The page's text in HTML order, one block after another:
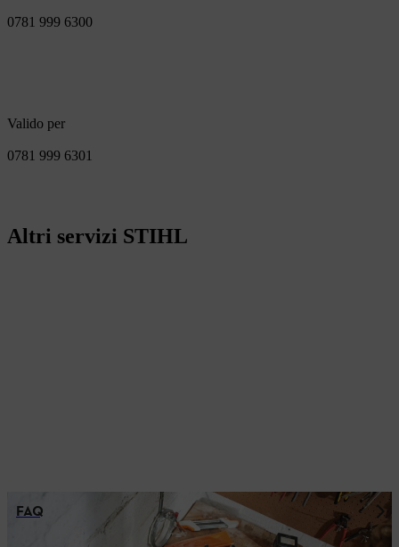
0781 999 6300
Valido per
0781 999 6301
Altri servizi STIHL
FAQ